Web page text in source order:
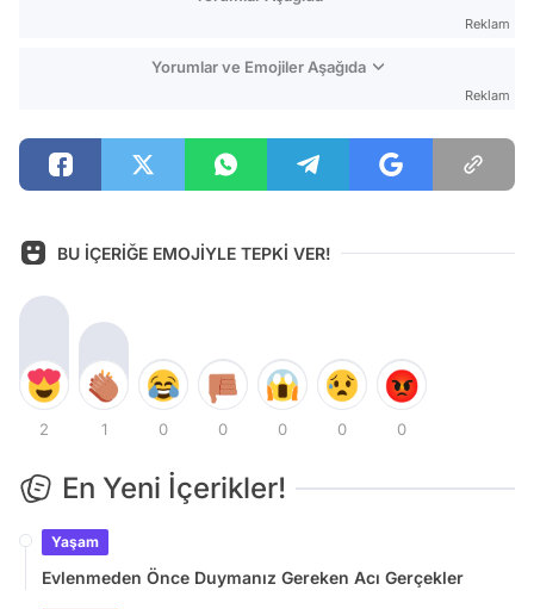
Reklam
Yorumlar ve Emojiler Aşağıda
Reklam
BU İÇERİĞE EMOJİYLE TEPKİ VER!
2 1 0 0 0 0 0
En Yeni İçerikler!
Yaşam
Evlenmeden Önce Duymanız Gereken Acı Gerçekler